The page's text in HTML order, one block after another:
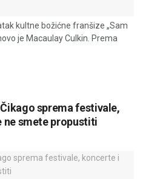
kultne božićne franšize „Sam
je Macaulay Culkin. Prema
sprema festivale,
ne smete propustiti